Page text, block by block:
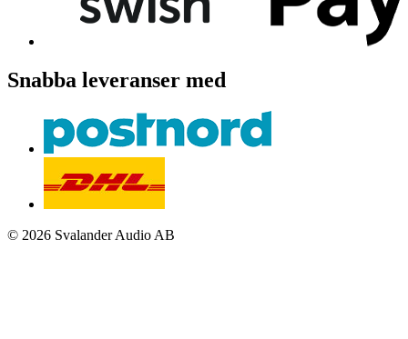
Snabba leveranser med
© 2026 Svalander Audio AB